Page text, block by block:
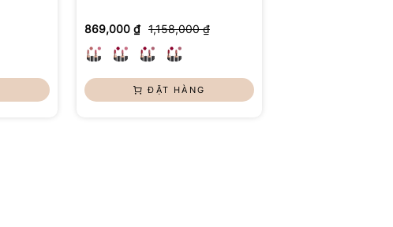
869,000 ₫ 1,158,000 ₫
ĐẶT HÀNG